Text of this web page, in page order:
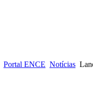
Portal ENCE Notícias